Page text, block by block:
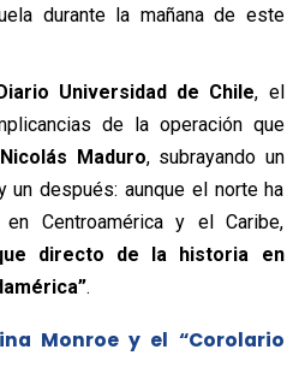
durante la mañana de este
Universidad de Chile, el
de la operación que
Nicolás Maduro, subrayando un
un después: aunque el norte ha
en Centroamérica y el Caribe,
directo de la historia en
.
Monroe y el “Corolario